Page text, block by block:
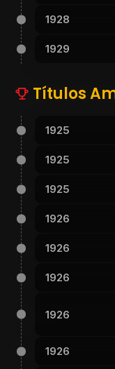
1928
1929
Títulos
1925
1925
1925
1926
1926
1926
1926
1926